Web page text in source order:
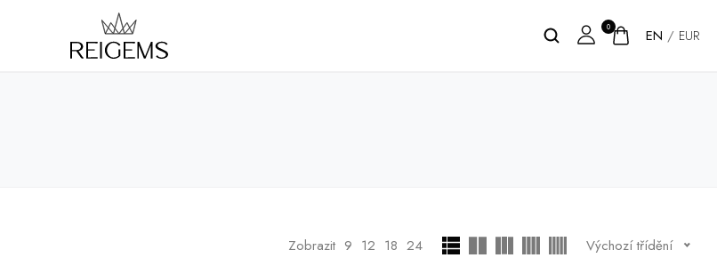
0 EN / EUR
Zobrazit 9 12 18 24 Výchozí třídění